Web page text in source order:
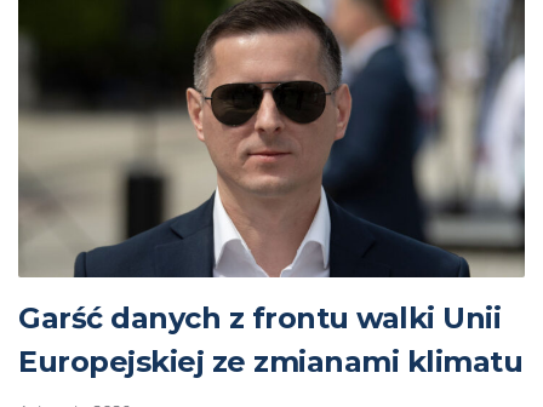
Garść danych z frontu walki Unii
Europejskiej ze zmianami klimatu